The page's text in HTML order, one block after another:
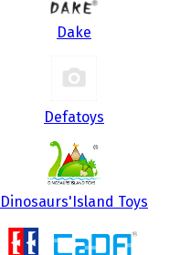
Dake
Defatoys
Dinosaurs'Island Toys